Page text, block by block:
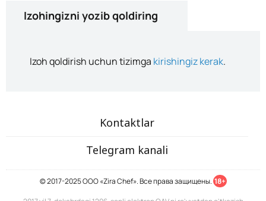
Izohingizni yozib qoldiring
Izoh qoldirish uchun tizimga kirishingiz kerak.
Kontaktlar
Telegram kanali
© 2017-2025 ООО «Zira Chef». Все права защищены. 18+